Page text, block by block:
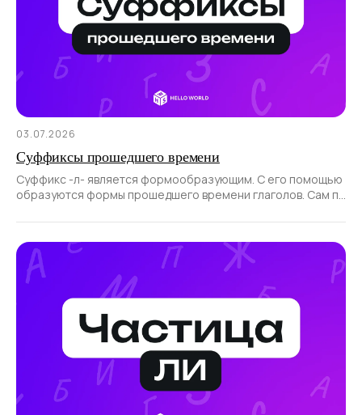
03.07.2026
Суффиксы прошедшего времени
Суффикс -л- является формообразующим. С его помощью
образуются формы прошедшего времени глаголов. Сам по